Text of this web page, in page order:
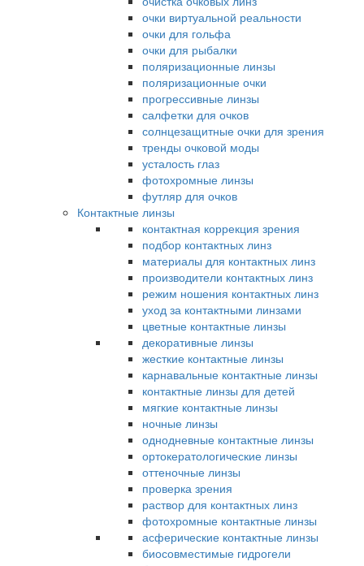
очки виртуальной реальности
очки для гольфа
очки для рыбалки
поляризационные линзы
поляризационные очки
прогрессивные линзы
салфетки для очков
солнцезащитные очки для зрения
тренды очковой моды
усталость глаз
фотохромные линзы
футляр для очков
Контактные линзы
контактная коррекция зрения
подбор контактных линз
материалы для контактных линз
производители контактных линз
режим ношения контактных линз
уход за контактными линзами
цветные контактные линзы
декоративные линзы
жесткие контактные линзы
карнавальные контактные линзы
контактные линзы для детей
мягкие контактные линзы
ночные линзы
однодневные контактные линзы
ортокератологические линзы
оттеночные линзы
проверка зрения
раствор для контактных линз
фотохромные контактные линзы
асферические контактные линзы
биосовместимые гидрогели